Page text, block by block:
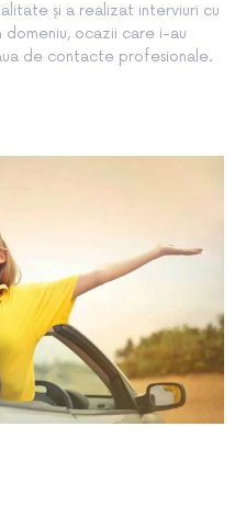
și a realizat interviuri cu
ocazii care i-au
de contacte profesionale.